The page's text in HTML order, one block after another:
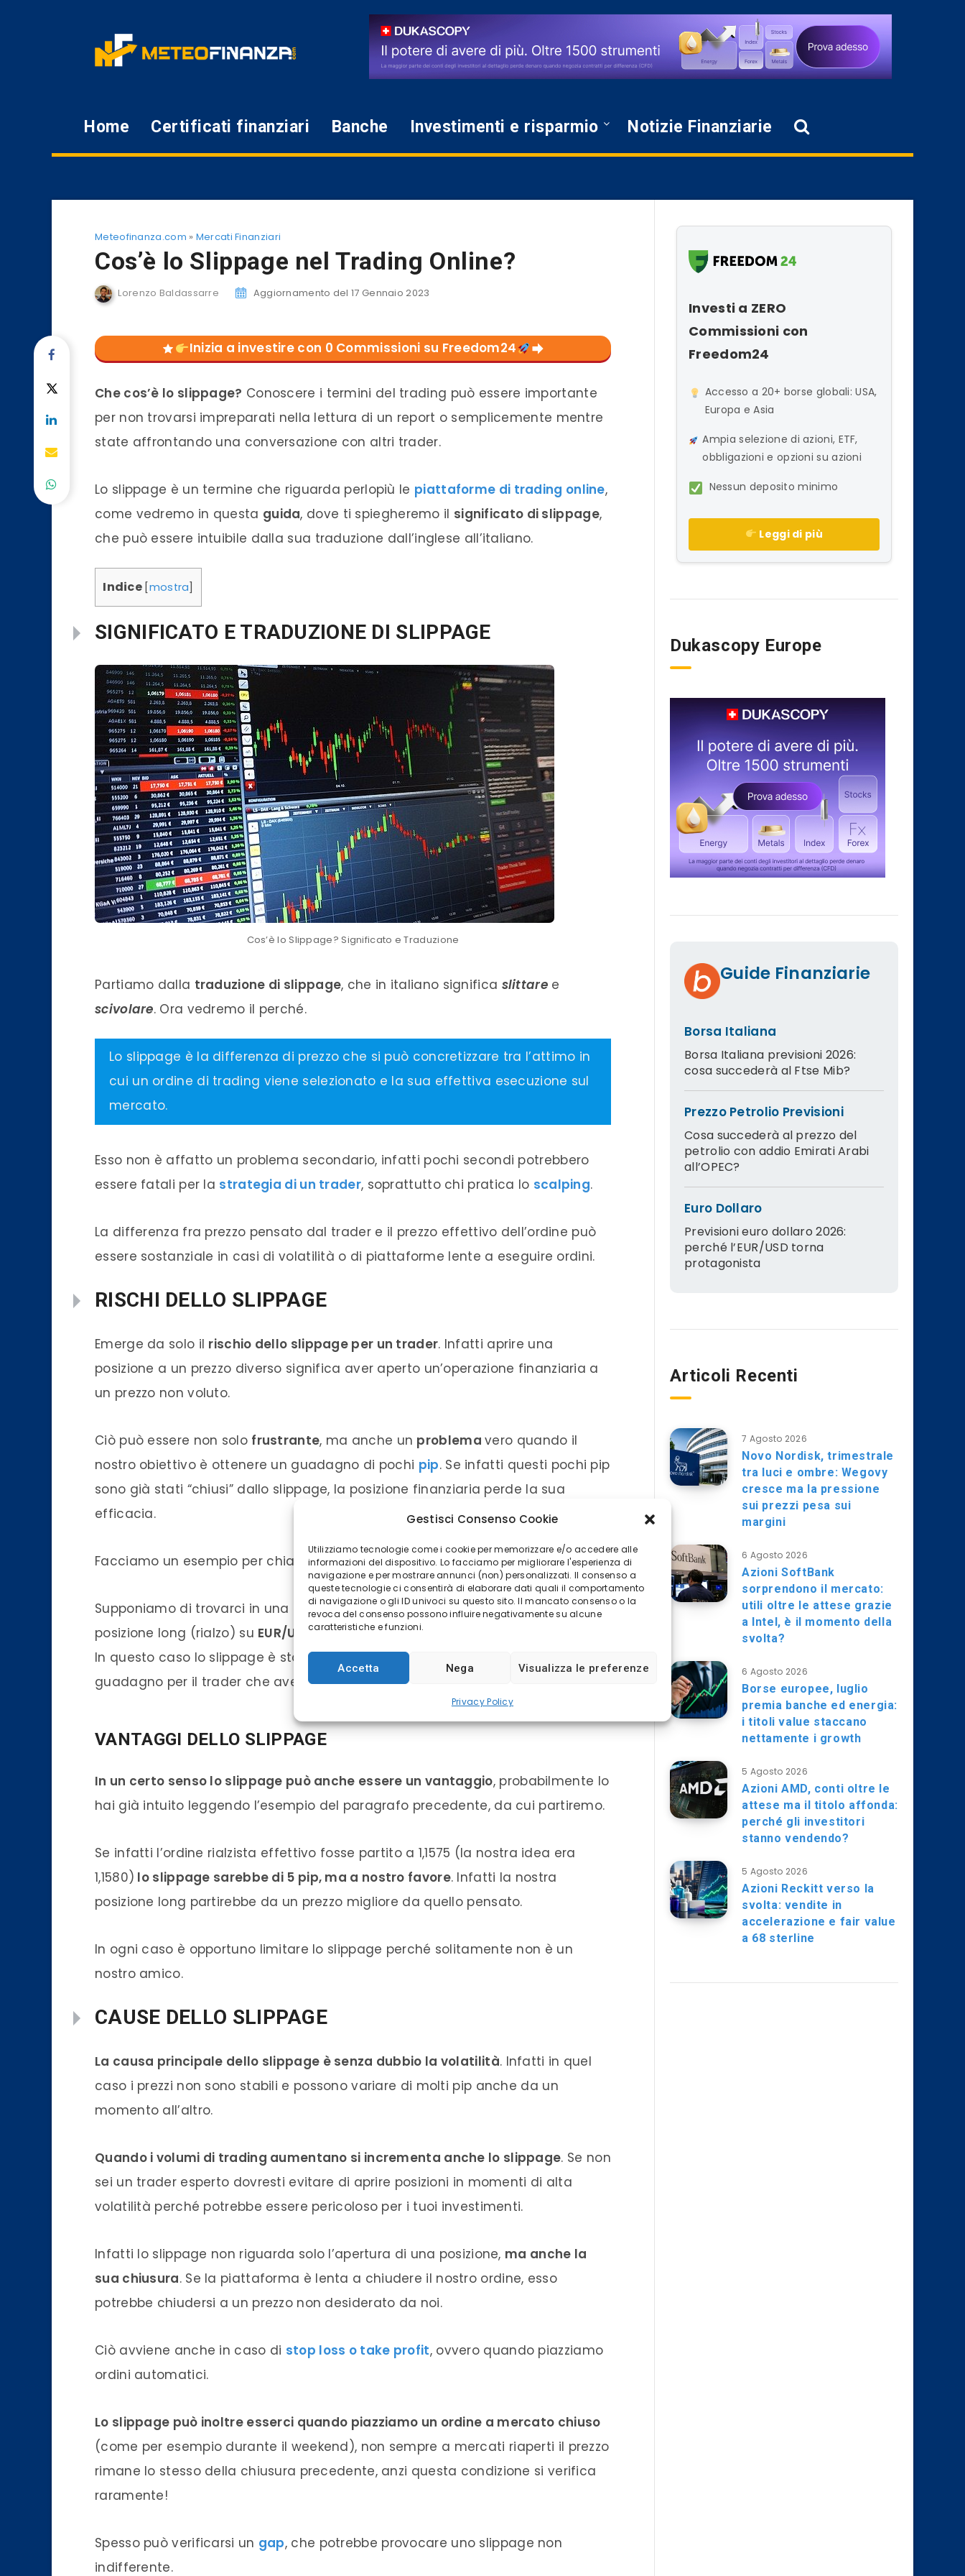
Gestisci Consenso Cookie
Utilizziamo tecnologie come i cookie per memorizzare e/o accedere alle
informazioni del dispositivo. Lo facciamo per migliorare l'esperienza di
navigazione e per mostrare annunci (non) personalizzati. Il consenso a
queste tecnologie ci consentirà di elaborare dati quali il comportamento
di navigazione o gli ID univoci su questo sito. Il mancato consenso o la
revoca del consenso possono influire negativamente su alcune
caratteristiche e funzioni.
Accetta Nega Visualizza le preferenze
Privacy Policy
Home Certificati finanziari Banche Investimenti e risparmio Notizie Finanziarie
Meteofinanza.com » Mercati Finanziari
Cos’è lo Slippage nel Trading Online?
Lorenzo Baldassarre Aggiornamento del 17 Gennaio 2023
Inizia a investire con 0 Commissioni su Freedom24
Che cos’è lo slippage? Conoscere i termini del trading può essere importante
per non trovarsi impreparati nella lettura di un report o semplicemente mentre
state affrontando una conversazione con altri trader.
Lo slippage è un termine che riguarda perlopiù le piattaforme di trading online,
come vedremo in questa guida, dove ti spiegheremo il significato di slippage,
che può essere intuibile dalla sua traduzione dall’inglese all’italiano.
Indice [mostra
SIGNIFICATO E TRADUZIONE DI SLIPPAGE
Cos’è lo Slippage? Significato e Traduzione
Partiamo dalla traduzione di slippage, che in italiano significa slittare e
scivolare. Ora vedremo il perché.
Lo slippage è la differenza di prezzo che si può concretizzare tra l’attimo in
cui un ordine di trading viene selezionato e la sua effettiva esecuzione sul
mercato.
Esso non è affatto un problema secondario, infatti pochi secondi potrebbero
essere fatali per la strategia di un trader, soprattutto chi pratica lo scalping.
La differenza fra prezzo pensato dal trader e il prezzo effettivo dell’ordine può
essere sostanziale in casi di volatilità o di piattaforme lente a eseguire ordini.
RISCHI DELLO SLIPPAGE
Emerge da solo il rischio dello slippage per un trader. Infatti aprire una
posizione a un prezzo diverso significa aver aperto un’operazione finanziaria a
un prezzo non voluto.
Ciò può essere non solo frustrante, ma anche un problemavero quando il
nostro obiettivo è ottenere un guadagno di pochi pip. Se infatti questi pochi pip
sono già stati “chiusi” dallo slippage, la posizione finanziaria perde la sua
efficacia.
Facciamo un esempio per chiarire meglio questo discorso:
Supponiamo di trovarci in una situazione di volatilità e di voler aprire una
posizione long (rialzo) su EUR/USD a 1,1580, ma l’ordine effettivo parte a
In questo caso lo slippage è stato di6 pip, che sarebbero potuti essere un
guadagno per il trader che aveva aperto una posizione rialzista.
VANTAGGI DELLO SLIPPAGE
In un certo senso lo slippage può anche essere un vantaggio, probabilmente lo
hai già intuito leggendo l’esempio del paragrafo precedente, da cui partiremo.
Se infatti l’ordine rialzista effettivo fosse partito a 1,1575 (la nostra idea era
1,1580) lo slippage sarebbe di 5 pip, ma a nostro favore. Infatti la nostra
posizione long partirebbe da un prezzo migliore da quello pensato.
In ogni caso è opportuno limitare lo slippage perché solitamente non è un
nostro amico.
CAUSE DELLO SLIPPAGE
La causa principale dello slippage è senza dubbio la volatilità. Infatti in quel
caso i prezzi non sono stabili e possono variare di molti pip anche da un
momento all’altro.
Quando i volumi di trading aumentano si incrementa anche lo slippage. Se non
sei un trader esperto dovresti evitare di aprire posizioni in momenti di alta
volatilità perché potrebbe essere pericoloso per i tuoi investimenti.
Infatti lo slippage non riguarda solo l’apertura di una posizione, ma anche la
sua chiusura. Se la piattaforma è lenta a chiudere il nostro ordine, esso
potrebbe chiudersi a un prezzo non desiderato da noi.
Ciò avviene anche in caso di stop loss o take profit, ovvero quando piazziamo
ordini automatici.
Lo slippage può inoltre esserci quando piazziamo un ordine a mercato chiuso
(come per esempio durante il weekend), non sempre a mercati riaperti il prezzo
rimane lo stesso della chiusura precedente, anzi questa condizione si verifica
raramente!
Spesso può verificarsi un gap, che potrebbe provocare uno slippage non
indifferente.
Investi a ZERO
Commissioni con
Freedom24
Accesso a 20+ borse globali: USA,
Europa e Asia
Ampia selezione di azioni, ETF,
obbligazioni e opzioni su azioni
Nessun deposito minimo
Leggi di più
Dukascopy Europe
Guide Finanziarie
Borsa Italiana
Borsa Italiana previsioni 2026:
cosa succederà al Ftse Mib?
Prezzo Petrolio Previsioni
Cosa succederà al prezzo del
petrolio con addio Emirati Arabi
all’OPEC?
Euro Dollaro
Previsioni euro dollaro 2026:
perché l’EUR/USD torna
protagonista
Articoli Recenti
7 Agosto 2026
Novo Nordisk, trimestrale
tra luci e ombre: Wegovy
cresce ma la pressione
sui prezzi pesa sui
margini
6 Agosto 2026
Azioni SoftBank
sorprendono il mercato:
utili oltre le attese grazie
a Intel, è il momento della
svolta?
6 Agosto 2026
Borse europee, luglio
premia banche ed energia:
i titoli value staccano
nettamente i growth
5 Agosto 2026
Azioni AMD, conti oltre le
attese ma il titolo affonda:
perché gli investitori
stanno vendendo?
5 Agosto 2026
Azioni Reckitt verso la
svolta: vendite in
accelerazione e fair value
a 68 sterline